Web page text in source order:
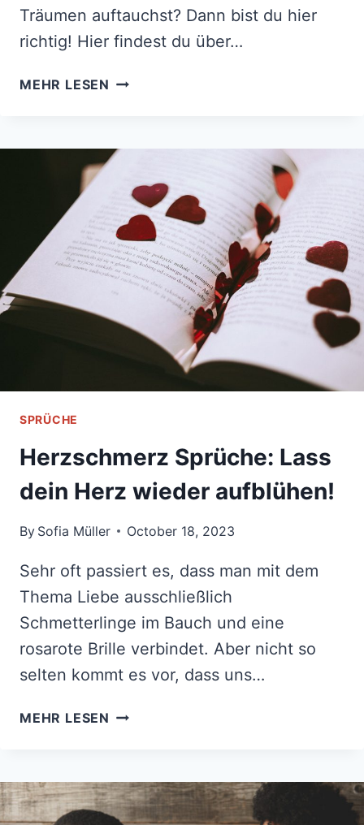
Träumen auftauchst? Dann bist du hier
richtig! Hier findest du über…
MEHR LESEN WIE
DEM
EINSCHLAFEN:
GUTE-
NACHT-
SPRÜCHE,
DIE
UNTER
HAUT
GEHEN
SPRÜCHE
Herzschmerz Sprüche: Lass
dein Herz wieder aufblühen!
By Sofia Müller October 18, 2023
Sehr oft passiert es, dass man mit dem
Thema Liebe ausschließlich
Schmetterlinge im Bauch und eine
rosarote Brille verbindet. Aber nicht so
selten kommt es vor, dass uns…
MEHR LESEN HERZSCHMERZ
HERZ
WIEDER